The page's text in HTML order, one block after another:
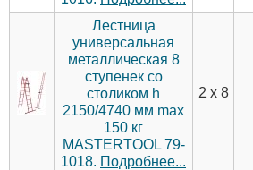
Лестница
универсальная
металлическая 8
ступенек со
столиком h
2150/4740 мм max
150 кг
MASTERTOOL 79-
1018. Подробнее...
2 х 8